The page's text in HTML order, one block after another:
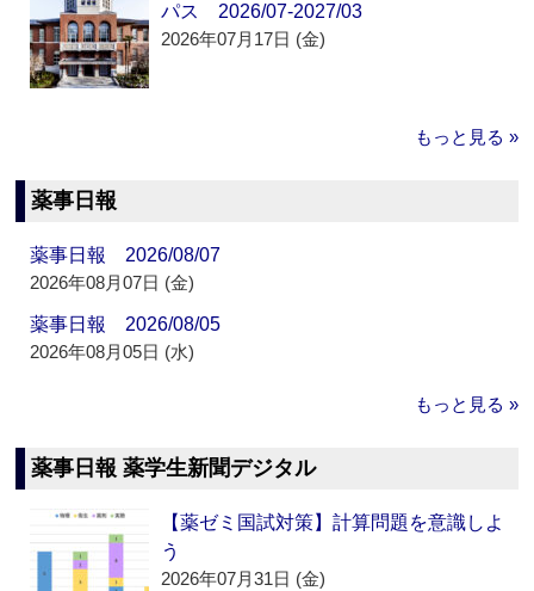
パス 2026/07-2027/03
2026年07月17日 (金)
もっと見る »
薬事日報
薬事日報 2026/08/07
2026年08月07日 (金)
薬事日報 2026/08/05
2026年08月05日 (水)
もっと見る »
薬事日報 薬学生新聞デジタル
【薬ゼミ国試対策】計算問題を意識しよ
う
2026年07月31日 (金)